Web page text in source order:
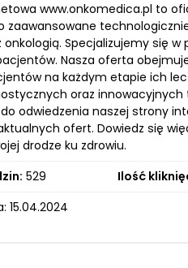
www.onkomedica.pl to
zaawansowane
onkologią. Specjalizujemy się
Nasza oferta
na każdym etapie ich
oraz innowacyjnych
odwiedzenia naszej strony
ofert. Dowiedz się
drodze ku zdrowiu.
529 Ilość
15.04.2024